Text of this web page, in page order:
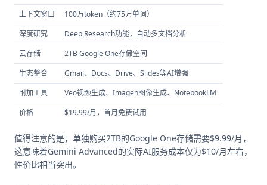
上下文窗口
100万token（约75万单词）
深度研究
Deep Research功能，自动多文档分析
云存储
2TB Google One存储空间
生态整合
Gmail、Docs、Drive、Slides等AI增强
附加工具
Veo视频生成、Imagen图像生成、NotebookLM
价格
$19.99/月，首月免费试用
值得注意的是，单独购买2TB的Google One存储需要$9.99/月，
这意味着Gemini Advanced的实际AI服务成本仅为$10/月左右，
性价比相当突出。